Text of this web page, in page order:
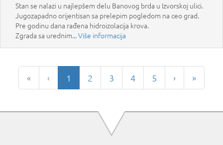
Stan se nalazi u najlepšem delu Banovog brda u Izvorskoj ulici.
Jugozapadno orijentisan sa prelepim pogledom na ceo grad.
Pre godinu dana rađena hidroizolacija krova.
Zgrada sa urednim...Više informacija
« ‹ 1 2 3 4 5 › »